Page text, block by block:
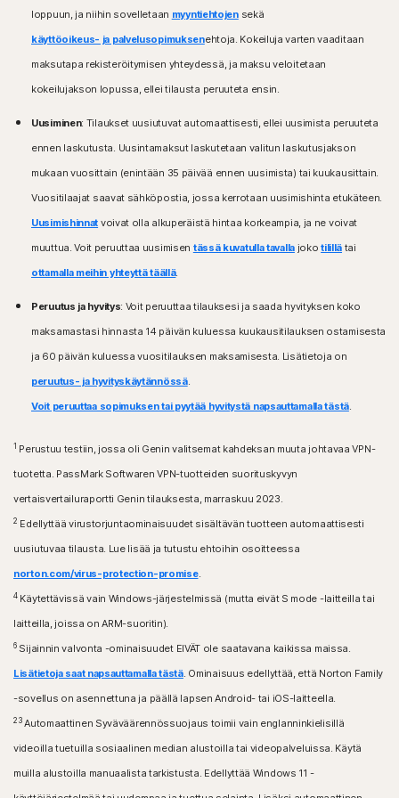
Microsoft Windows 11/10 (kaikki versiot paitsi Windows
11/10 in S mode),
Microsoft Windows 8/8.1 (kaikki versiot),
vähintään Service Pack 1 (SP 1).
Mac®-käyttöjärjestelmät
Mac-laitteet, joissa on Apple® macOS-
käyttöjärjestelmän uusin versio ja kaksi sitä edeltävää
Android™-käyttöjärjestelmät
Android-laitteet, joissa on versio 10.0 tai sitä uudempi.
Google TV, jossa on versio Android TV OS 10.0 tai sitä
uudempi.
iOS-käyttöjärjestelmät
iPhone- tai iPad-laitteet, joissa on Apple® iOS -
käyttöjärjestelmän uusin versio ja kaksi sitä edeltävää
Apple TV -laitteet, joissa on Apple® tvOS -
versiota.
Amazon Fire TV -laite, jossa on Fire OS 8 tai sitä
uudempi versio.
Selainlaajennus
Google Chrome
Microsoft Edge (Windows)
Mozilla Firefox
Snapdragon/ARM-siruja käyttävissä laitteissa Lapsilukko ei
ole käytettävissä.
Windows™-käyttöjärjestelmät
Microsoft Windows 11 -yhteensopiva
Microsoft Windows 8/8.1 (kaikki versiot). Kaikki
suojaustoiminnot eivät ole saatavilla Windows 8:n
Microsoft Windows 7 (kaikki versiot), jossa on Service
Pack 1 (SP 1) tai uudempi sekä SHA2-tuki
MacOS 10.13 tai uudempi.
Seuraavia ominaisuuksia ei tueta: Nortonin
SafeCam.
-sovellus on asennettu. Ei monikäyttäjätukea.
ColorOS 7.1 tai uudempi. Edellyttää, että Google Play -
iOS-käyttöjärjestelmät
iPhone- tai iPad-laitteet (Apple® iOS -
käyttöjärjestelmän uusin versio ja kaksi sitä edeltävää
loppuun, ja niihin sovelletaan myyntiehtojensekä
käyttöoikeus- ja palvelusopimuksenehtoja. Kokeiluja varten vaaditaan
maksutapa rekisteröitymisen yhteydessä, ja maksu veloitetaan
kokeilujakson lopussa, ellei tilausta peruuteta ensin.
Uusiminen: Tilaukset uusiutuvat automaattisesti, ellei uusimista peruuteta
ennen laskutusta. Uusintamaksut laskutetaan valitun laskutusjakson
mukaan vuosittain (enintään 35 päivää ennen uusimista) tai kuukausittain.
Vuositilaajat saavat sähköpostia, jossa kerrotaan uusimishinta etukäteen.
Uusimishinnat voivat olla alkuperäistä hintaa korkeampia, ja ne voivat
muuttua. Voit peruuttaa uusimisen tässä kuvatulla tavallajokotilillä tai
ottamalla meihin yhteyttä täällä.
Peruutus ja hyvitys: Voit peruuttaa tilauksesi ja saada hyvityksen koko
maksamastasi hinnasta 14 päivän kuluessa kuukausitilauksen ostamisesta
ja 60 päivän kuluessa vuositilauksen maksamisesta. Lisätietoja on
peruutus- ja hyvityskäytännössä.
Voit peruuttaa sopimuksen tai pyytää hyvitystä napsauttamalla tästä.
1 Perustuu testiin, jossa oli Genin valitsemat kahdeksan muuta johtavaa VPN-
tuotetta. PassMark Softwaren VPN-tuotteiden suorituskyvyn
vertaisvertailuraportti Genin tilauksesta, marraskuu 2023.
2 Edellyttää virustorjuntaominaisuudet sisältävän tuotteen automaattisesti
uusiutuvaa tilausta. Lue lisää ja tutustu ehtoihin osoitteessa
norton.com/virus-protection-promise.
4Käytettävissä vain Windows-järjestelmissä (mutta eivät S mode -laitteilla tai
laitteilla, joissa on ARM-suoritin).
6Sijainnin valvonta -ominaisuudet EIVÄT ole saatavana kaikissa maissa.
Lisätietoja saat napsauttamalla tästä. Ominaisuus edellyttää, että Norton Family
-sovellus on asennettuna ja päällä lapsen Android- tai iOS-laitteella.
23Automaattinen Syväväärennössuojaus toimii vain englanninkielisillä
videoilla tuetuilla sosiaalinen median alustoilla tai videopalveluissa. Käytä
muilla alustoilla manuaalista tarkistusta. Edellyttää Windows 11 -